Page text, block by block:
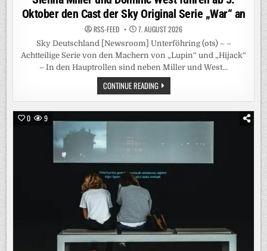
Oktober den Cast der Sky Original Serie „War“ an
RSS-FEED 7. AUGUST 2026
Sky Deutschland [Newsroom] Unterföhring (ots) – –
Achtteilige Serie von den Machern von „Lupin“ und „Hijack“
– In den Hauptrollen sind neben Miller und West…
CONTINUE READINGSIENNA
MILLER
UND
DOMINIC
FÜHREN
OKTOBER
CAST
DER
SKY
0 9